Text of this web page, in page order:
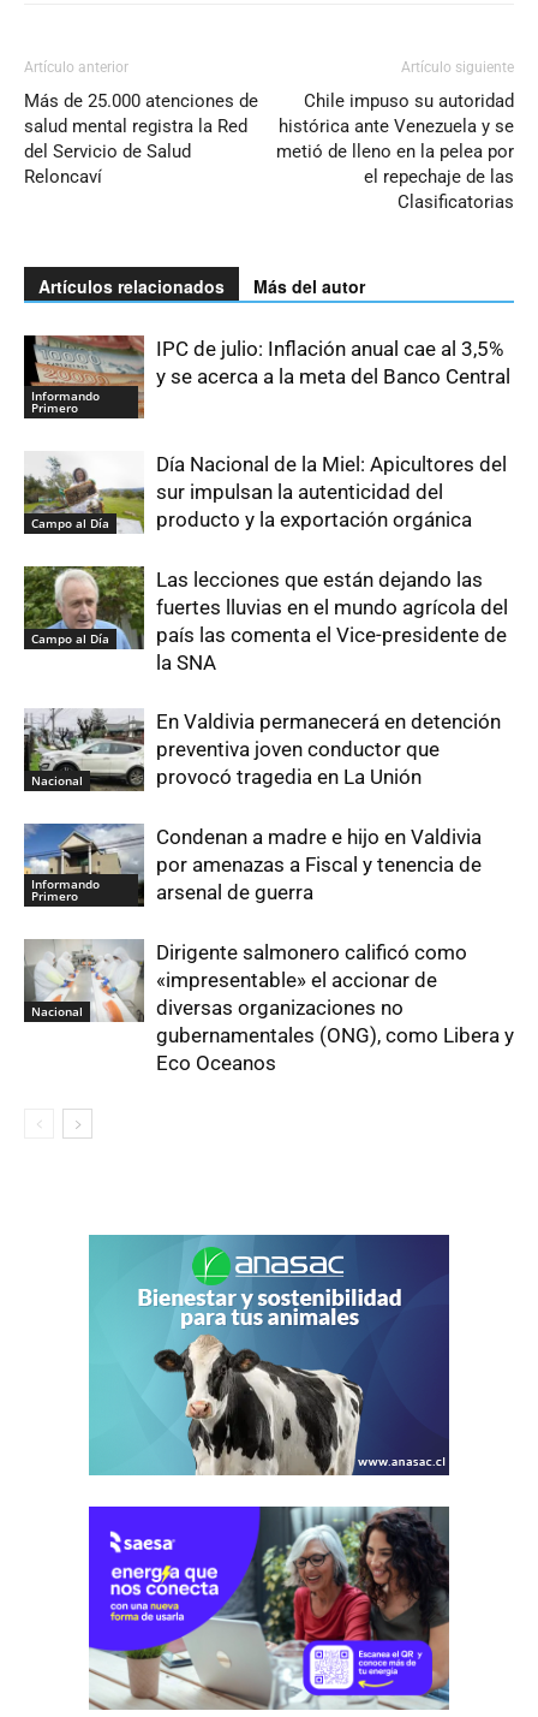
Artículo anterior
Más de 25.000 atenciones de
salud mental registra la Red
del Servicio de Salud
Reloncaví
Artículo siguiente
Chile impuso su autoridad
histórica ante Venezuela y se
metió de lleno en la pelea por
el repechaje de las
Clasificatorias
Artículos relacionados Más del autor
Informando
Primero
IPC de julio: Inflación anual cae al 3,5%
y se acerca a la meta del Banco Central
Campo al Día
Día Nacional de la Miel: Apicultores del
sur impulsan la autenticidad del
producto y la exportación orgánica
Campo al Día
Las lecciones que están dejando las
fuertes lluvias en el mundo agrícola del
país las comenta el Vice-presidente de
la SNA
Nacional
En Valdivia permanecerá en detención
preventiva joven conductor que
provocó tragedia en La Unión
Informando
Primero
Condenan a madre e hijo en Valdivia
por amenazas a Fiscal y tenencia de
arsenal de guerra
Nacional
Dirigente salmonero calificó como
«impresentable» el accionar de
diversas organizaciones no
gubernamentales (ONG), como Libera y
Eco Oceanos